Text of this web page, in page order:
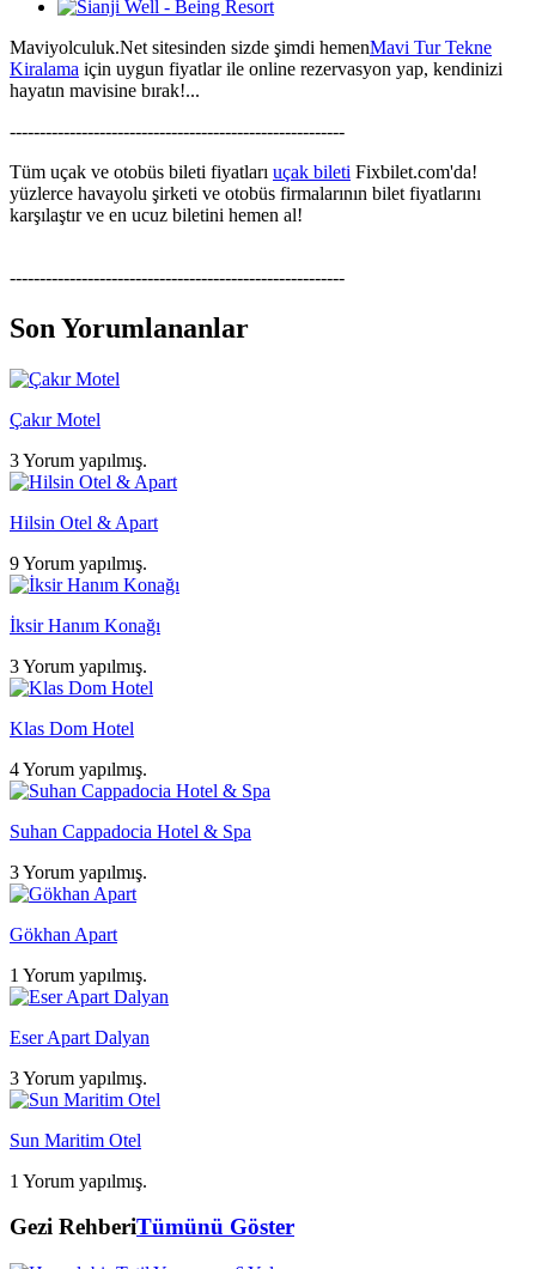
Maviyolculuk.Net sitesinden sizde şimdi hemenMavi Tur Tekne
Kiralama için uygun fiyatlar ile online rezervasyon yap, kendinizi
hayatın mavisine bırak!...
--------------------------------------------------------
Tüm uçak ve otobüs bileti fiyatları uçak bileti Fixbilet.com'da!
yüzlerce havayolu şirketi ve otobüs firmalarının bilet fiyatlarını
karşılaştır ve en ucuz biletini hemen al!
--------------------------------------------------------
Son Yorumlananlar
Çakır Motel
3 Yorum yapılmış.
Hilsin Otel & Apart
9 Yorum yapılmış.
İksir Hanım Konağı
3 Yorum yapılmış.
Klas Dom Hotel
4 Yorum yapılmış.
Suhan Cappadocia Hotel & Spa
3 Yorum yapılmış.
Gökhan Apart
1 Yorum yapılmış.
Eser Apart Dalyan
3 Yorum yapılmış.
Sun Maritim Otel
1 Yorum yapılmış.
Gezi RehberiTümünü Göster